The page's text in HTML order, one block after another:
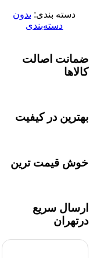
دسته بندی: بدون
دسته‌بندی
ضمانت اصالت
کالاها
بهترین در کیفیت
خوش قیمت ترین
ارسال سریع
درتهران